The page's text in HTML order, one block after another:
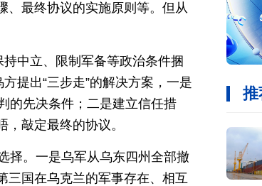
、最终协议的实施原则等。但从
中立、限制军备等政治条件捆
提出“三步走”的解决方案，一是
的先决条件；二是建立信任措
敲定最终的协议。
择。一是乌军从乌东四州全部撤
三国在乌克兰的军事存在、相互